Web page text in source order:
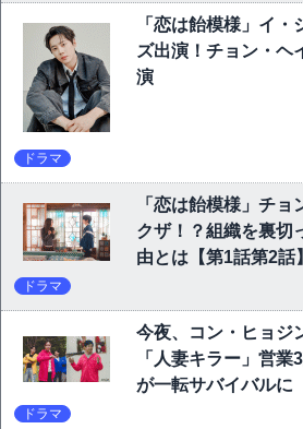
「恋は飴模様」イ
ズ出演！チョン・ヘ
演
ドラマ
「恋は飴模様」チ
クザ！？組織を裏切
由とは【第1話第2話】
ドラマ
今夜、コン・ヒョ
「人妻キラー」営
が一転サバイバルに
ドラマ